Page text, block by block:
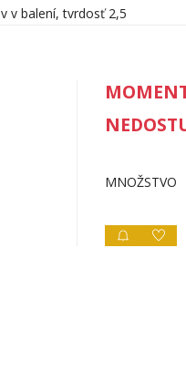
v balení, tvrdosť 2,5
MNOŽSTVO